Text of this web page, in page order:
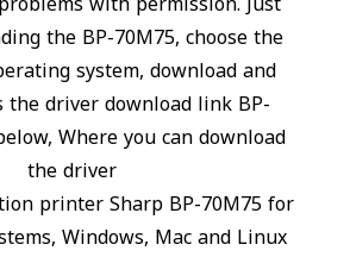
the BP-70M75, choose the
system, download and
driver download link BP-
Where you can download
the driver
printer Sharp BP-70M75 for
Windows, Mac and Linux